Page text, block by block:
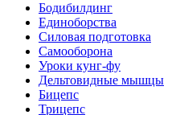
Бодибилдинг
Единоборства
Силовая подготовка
Самооборона
Уроки кунг-фу
Дельтовидные мышцы
Бицепс
Трицепс